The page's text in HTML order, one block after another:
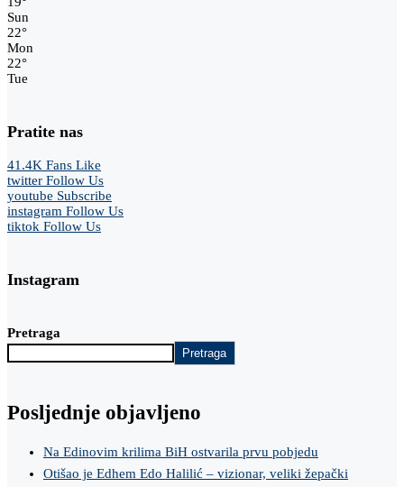
Sun
22°
Mon
22°
Tue
Pratite nas
41.4K Fans Like
twitter Follow Us
youtube Subscribe
instagram Follow Us
tiktok Follow Us
Instagram
Pretraga
Pretraga
Posljednje objavljeno
Na Edinovim krilima BiH ostvarila prvu pobjedu
Otišao je Edhem Edo Halilić – vizionar, veliki žepački